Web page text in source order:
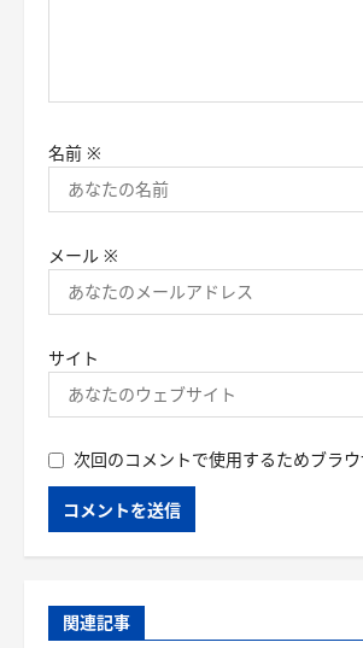
名前 ※
メール ※
サイト
次回のコメントで使用するためブラ
関連記事